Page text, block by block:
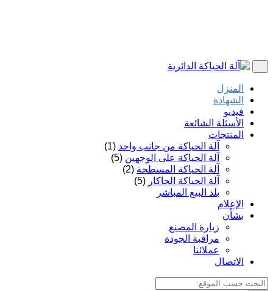
المنزل
الشهادة
فيديو
الأسئلة الشائعة
المنتجات
آلة الحياكة من جانب واحد (1)
آلة الحياكة على الوجهين (5)
آلة الحياكة المسطحة (2)
آلة الحياكة الجاكار (5)
بلد البيع المباشر
الإعلام
بشأن
زيارة المصنع
مراقبة الجودة
عملائنا
الاتصال